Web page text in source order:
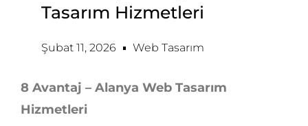
Tasarım Hizmetleri
Şubat 11, 2026 Web Tasarım
8 Avantaj – Alanya Web Tasarım
Hizmetleri